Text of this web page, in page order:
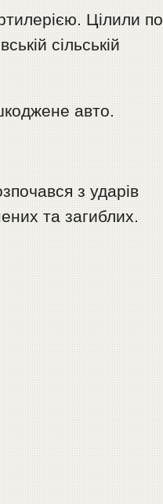
Цілили по
сільській
авто.
з ударів
та загиблих.